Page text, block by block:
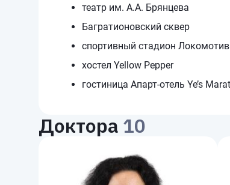
театр им. А.А. Брянцева
Багратионовский сквер
спортивный стадион Локомотив
хостел Yellow Pepper
гостиница Апарт-отель Ye’s
Доктора 10